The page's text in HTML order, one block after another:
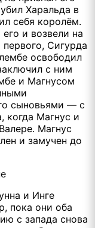
Харальда в
себя королём.
и возвели на
Сигурда
освободил
с ним
и Магнусом
сыновьями — с
когда Магнус и
Магнус
и замучен до
и Инге
пока они оба
с запада снова